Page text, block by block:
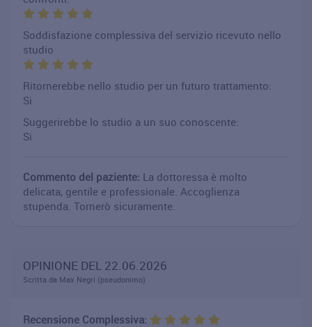
Soddisfazione complessiva del servizio ricevuto nello
studio
Ritornerebbe nello studio per un futuro trattamento:
Si
Suggerirebbe lo studio a un suo conoscente:
Si
Commento del paziente: La dottoressa è molto
delicata, gentile e professionale. Accoglienza
stupenda. Tornerò sicuramente.
OPINIONE DEL 22.06.2026
Scritta da Max Negri (pseudonimo)
Recensione Complessiva: